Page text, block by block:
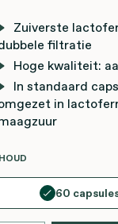
Zuiverste
filtratie
Hoge kwaliteit:
In standaard
in
60